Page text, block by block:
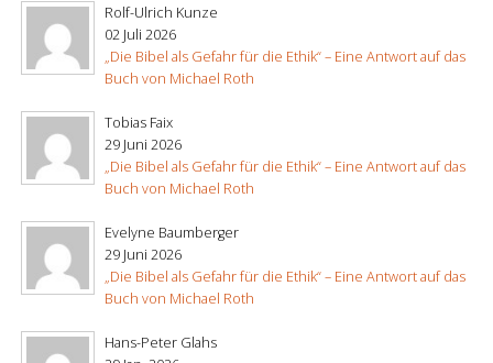
Rolf-Ulrich Kunze
02 Juli 2026
„Die Bibel als Gefahr für die Ethik“ – Eine Antwort auf das
Buch von Michael Roth
Tobias Faix
29 Juni 2026
„Die Bibel als Gefahr für die Ethik“ – Eine Antwort auf das
Buch von Michael Roth
Evelyne Baumberger
29 Juni 2026
„Die Bibel als Gefahr für die Ethik“ – Eine Antwort auf das
Buch von Michael Roth
Hans-Peter Glahs